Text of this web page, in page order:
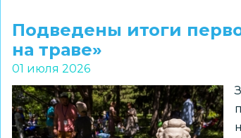
жителей
Новосибирской
набирают
популярность
в
Подведены итоги
на траве»
01 июля 2026